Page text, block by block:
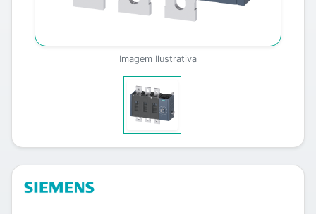
Imagem Ilustrativa